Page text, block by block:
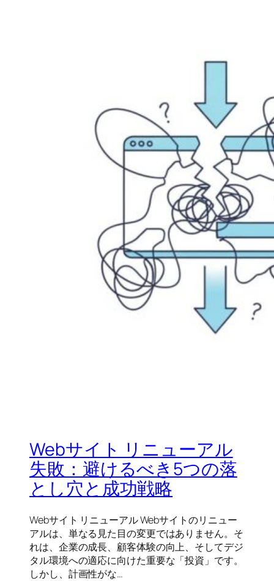
Webサイト リニューアル
失敗：避けるべき5つの落
とし穴と成功戦略
Webサイト リニューアル Webサイトのリニュー
アルは、単なる見た目の変更ではありません。そ
れは、企業の成長、顧客体験の向上、そしてデジ
タル環境への適応に向けた重要な「投資」です。
しかし、計画性がな…